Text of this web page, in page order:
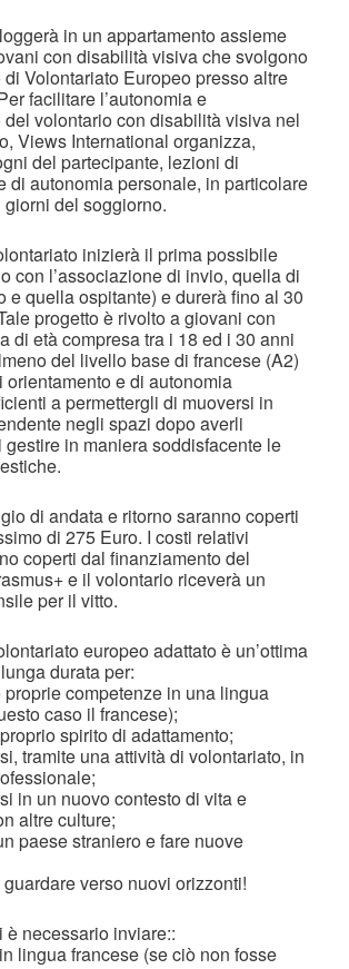
in un appartamento assieme
con disabilità visiva che svolgono
Volontariato Europeo presso altre
facilitare l’autonomia e
del volontario con disabilità visiva nel
Views International organizza,
del partecipante, lezioni di
di autonomia personale, in particolare
del soggiorno.
inizierà il prima possibile
con l’associazione di invio, quella di
e quella ospitante) e durerà fino al 30
progetto è rivolto a giovani con
di età compresa tra i 18 ed i 30 anni
del livello base di francese (A2)
orientamento e di autonomia
a permettergli di muoversi in
negli spazi dopo averli
in maniera soddisfacente le
di andata e ritorno saranno coperti
di 275 Euro. I costi relativi
coperti dal finanziamento del
e il volontario riceverà un
per il vitto.
europeo adattato è un’ottima
durata per:
competenze in una lingua
caso il francese);
spirito di adattamento;
tramite una attività di volontariato, in
in un nuovo contesto di vita e
altre culture;
paese straniero e fare nuove
verso nuovi orizzonti!
è necessario inviare::
lingua francese (se ciò non fosse